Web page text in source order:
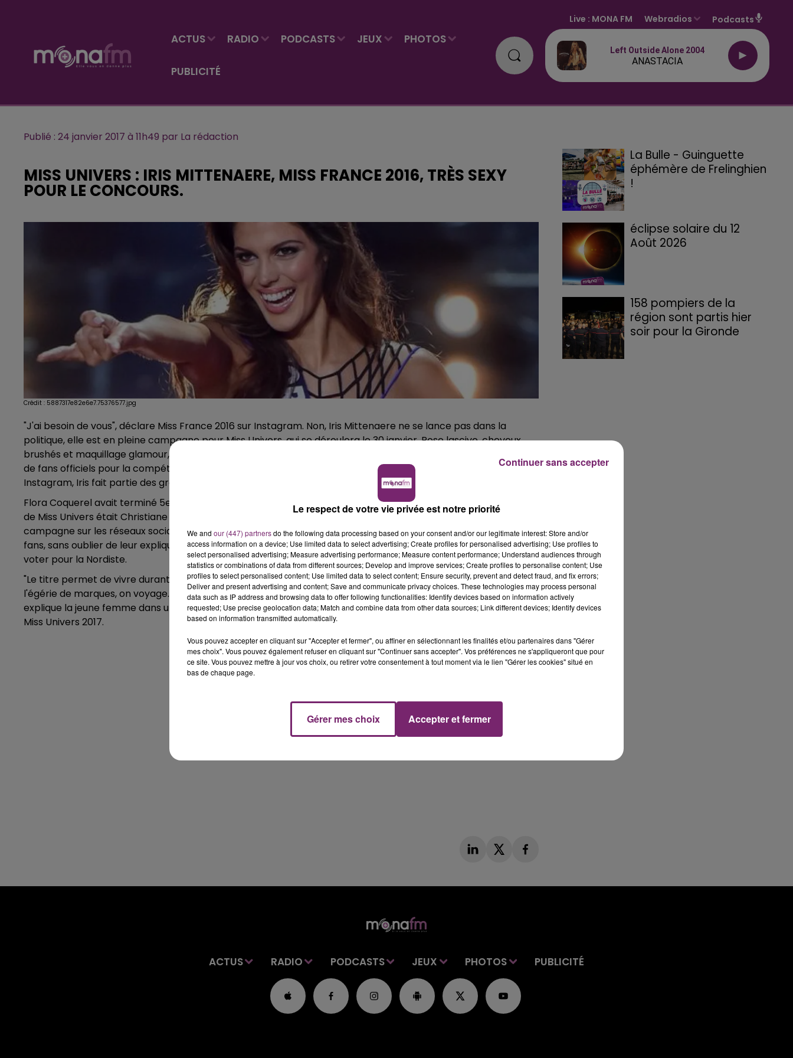
ACTUS RADIO PODCASTS JEUX PHOTOS
PUBLICITÉ
Live : MONA FM Webradios Podcasts
Left Outside Alone 2004
ANASTACIA
Publié : 24 janvier 2017 à 11h49 par La rédaction
MISS UNIVERS : IRIS MITTENAERE, MISS FRANCE 2016, TRÈS SEXY
POUR LE CONCOURS.
Crédit : 5887317e82e6e7.75376577.jpg
"J'ai besoin de vous", déclare Miss France 2016 sur Instagram. Non, Iris Mittenaere ne se lance pas dans la
politique, elle est en pleine campagne pour Miss Univers, qui se déroulera le 30 janvier. Pose lascive, cheveux
brushés et maquillage glamour, Miss France 2016 est sur tous les fronts. D'ailleurs, selon les premiers sondages
de fans officiels pour la compétions, comme l'a publié Sylvie Tellier, la présidente de la société Miss France sur
Instagram, Iris fait partie des grandes favorites du public, en étant tout de même à la 9e place.
Flora Coquerel avait terminé 5e en 2015. Mais il faut savoir que la dernière Miss France à avoir reçu la couronne
de Miss Univers était Christiane Martel en 1953... Cela ne décourage pas Iris Mittenaere qui continue de faire
campagne sur les réseaux sociaux avec les photos officielles de la compétition, et des mots adressés à ses
fans, sans oublier de leur expliquer comment et quand voter. Depuis le 24 janvier, les internautes peuvent ainsi
voter pour la Nordiste.
"Le titre permet de vivre durant un an à New York dans un appartement avec vue sur Central Park. On devient
l'égérie de marques, on voyage. Si je suis élue, j'arrêterai mes études de dentiste pour un an, encore une fois",
explique la jeune femme dans un entretien à Télé Star. Ce sera le 30 janvier qu'on découvrira la gagnante de
Miss Univers 2017.
La Bulle - Guinguette
éphémère de Frelinghien
!
éclipse solaire du 12
Août 2026
158 pompiers de la
région sont partis hier
soir pour la Gironde
ACTUS RADIO PODCASTS JEUX PHOTOS PUBLICITÉ
Le respect de votre vie privée est notre priorité
We and our (447) partnersdo the following data processing based on your consent and/or our legitimate interest: Store and/or
access information on a device; Use limited data to select advertising; Create profiles for personalised advertising; Use profiles to
select personalised advertising; Measure advertising performance; Measure content performance; Understand audiences through
statistics or combinations of data from different sources; Develop and improve services; Create profiles to personalise content; Use
profiles to select personalised content; Use limited data to select content; Ensure security, prevent and detect fraud, and fix errors;
Deliver and present advertising and content; Save and communicate privacy choices. These technologies may process personal
data such as IP address and browsing data to offer following functionalities: Identify devices based on information actively
requested; Use precise geolocation data; Match and combine data from other data sources; Link different devices; Identify devices
based on information transmitted automatically.
Vous pouvez accepter en cliquant sur "Accepter et fermer", ou affiner en sélectionnant les finalités et/ou partenaires dans "Gérer
mes choix". Vous pouvez également refuser en cliquant sur "Continuer sans accepter". Vos préférences ne s'appliqueront que pour
ce site. Vous pouvez mettre à jour vos choix, ou retirer votre consentement à tout moment via le lien "Gérer les cookies" situé en
bas de chaque page.
Gérer mes choix Accepter et fermer
Continuer sans accepter